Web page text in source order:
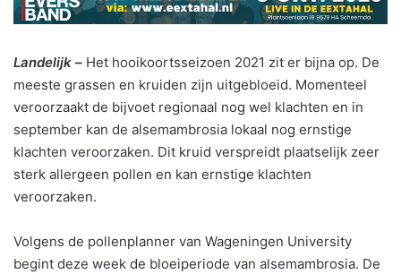
Landelijk – Het hooikoortsseizoen 2021 zit er bijna op. De
meeste grassen en kruiden zijn uitgebloeid. Momenteel
veroorzaakt de bijvoet regionaal nog wel klachten en in
september kan de alsemambrosia lokaal nog ernstige
klachten veroorzaken. Dit kruid verspreidt plaatselijk zeer
sterk allergeen pollen en kan ernstige klachten
veroorzaken.
Volgens de pollenplanner van Wageningen University
begint deze week de bloeiperiode van alsemambrosia. De